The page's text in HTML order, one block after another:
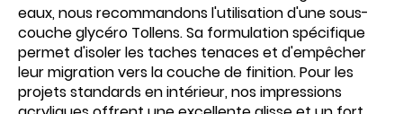
eaux, nous recommandons l'utilisation d'une sous-
couche glycéro Tollens. Sa formulation spécifique
permet d'isoler les taches tenaces et d'empêcher
leur migration vers la couche de finition. Pour les
projets standards en intérieur, nos impressions